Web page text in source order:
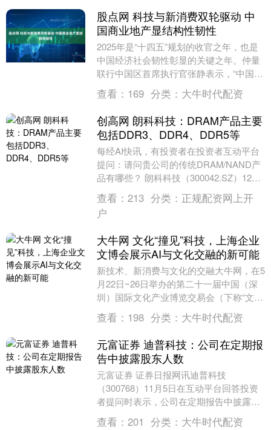
股点网 科技与新消费双轮驱动 中
国商业地产显结构性韧性
2025年是“十四五”规划的收官之年，也是
中国经济社会韧性彰显的关键之年。仲量
联行中国区首席执行官张静表示，“中国商
业地产市场在复杂多变的宏观环境中展现
出显著的....
查看： 169 分类： 大牛时代配资
创高网 朗科科技：DRAM产品主要
包括DDR3、DDR4、DDR5等
每经AI快讯，有投资者在投资者互动平台
提问：请问贵公司的传统DRAM/NAND产
品有哪些？ 朗科科技（300042.SZ）12月
31日在投资者互动平台表示，公司....
查看： 213 分类： 正规配资网上开
户
大牛网 文化“撞见”科技，上海企业
文博会展示AI与文化交融的新可能
新技术、新消费与文化的交融大牛网，在5
月22日~26日举办的第二十一届中国（深
圳）国际文化产业博览交易会（下称“文博
会”）上得到了充分展现。 第一财经记者
探展发....
查看： 198 分类： 大牛时代配资
元富证券 迪普科技：公司在定期报
告中披露股东人数
元富证券 证券日报网讯迪普科技
（300768）11月5日在互动平台回答投资
者提问时表示，公司在定期报告中披露股
东人数。....
查看： 201 分类： 大牛时代配资